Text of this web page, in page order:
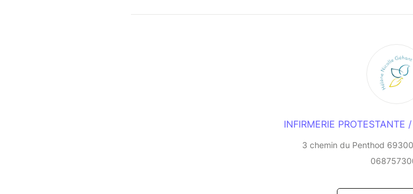
INFIRMERIE PROTESTANTE
3 chemin du Penthod 69300